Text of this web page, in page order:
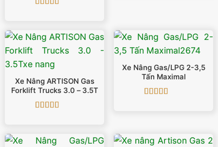
Xe Nâng ARTISON Gas
Forklift Trucks 3.0 – 3.5T
Xe Nâng Gas/LPG 2-3,5
Tấn Maximal